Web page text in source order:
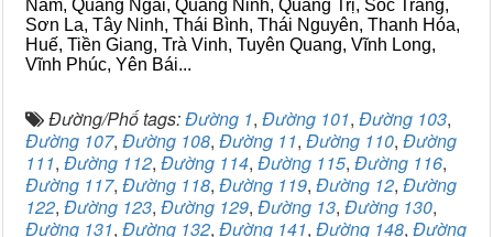
Nam, Quảng Ngãi, Quảng Ninh, Quảng Trị, Sóc Trăng,
Sơn La, Tây Ninh, Thái Bình, Thái Nguyên, Thanh Hóa,
Huế, Tiền Giang, Trà Vinh, Tuyên Quang, Vĩnh Long,
Vĩnh Phúc, Yên Bái...
Đường/Phố tags:Đường 1, Đường 101, Đường 103,
Đường 107, Đường 108, Đường 11, Đường 110, Đường
111, Đường 112, Đường 114, Đường 115, Đường 116,
Đường 117, Đường 118, Đường 119, Đường 12, Đường
122, Đường 123, Đường 129, Đường 13, Đường 130,
Đường 131, Đường 132, Đường 141, Đường 148, Đường